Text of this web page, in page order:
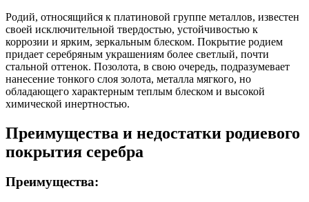
Родий, относящийся к платиновой группе металлов, известен
своей исключительной твердостью, устойчивостью к
коррозии и ярким, зеркальным блеском. Покрытие родием
придает серебряным украшениям более светлый, почти
стальной оттенок. Позолота, в свою очередь, подразумевает
нанесение тонкого слоя золота, металла мягкого, но
обладающего характерным теплым блеском и высокой
химической инертностью.
Преимущества и недостатки родиевого
покрытия серебра
Преимущества: